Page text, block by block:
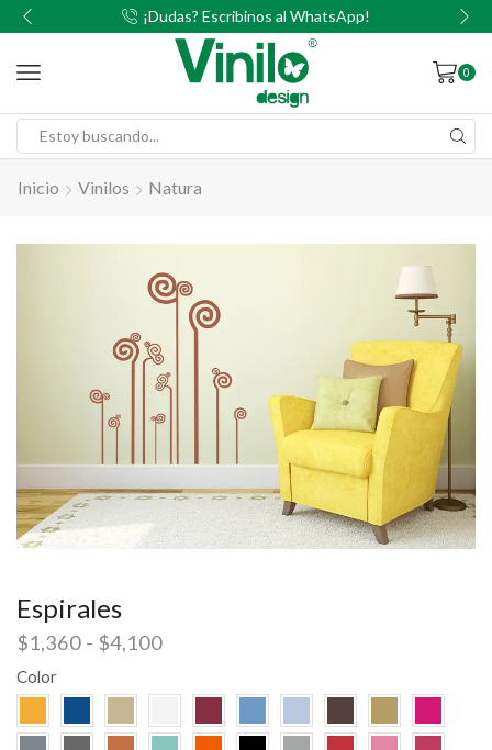
¡Dudas? Escribinos al WhatsApp!
0
Inicio Vinilos Natura
Espirales
$1,360 - $4,100
Color